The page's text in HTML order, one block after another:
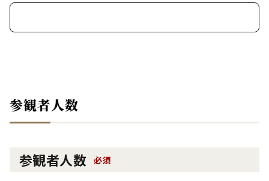
参観者人数
参観者人数 必須